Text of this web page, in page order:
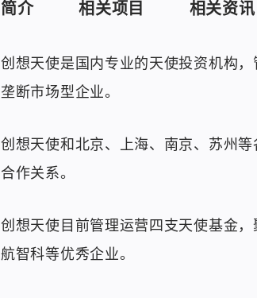
简介 相关项目 相关资讯
创想天使是国内专业的天使投资机构
垄断市场型企业。
创想天使和北京、上海、南京、苏州
合作关系。
创想天使目前管理运营四支天使基金
航智科等优秀企业。